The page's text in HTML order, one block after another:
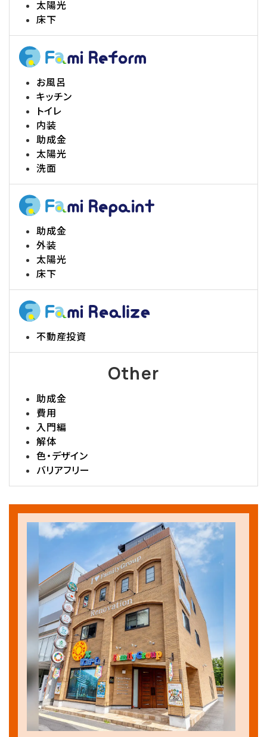
太陽光
床下
お風呂
キッチン
トイレ
内装
助成金
太陽光
洗面
助成金
外装
太陽光
床下
不動産投資
Other
助成金
費用
入門編
解体
色・デザイン
バリアフリー